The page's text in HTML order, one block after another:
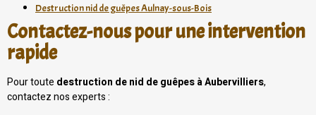
Destruction nid de guêpes Aulnay-sous-Bois
Contactez-nous pour une intervention
rapide
Pour toute destruction de nid de guêpes à Aubervilliers,
contactez nos experts :